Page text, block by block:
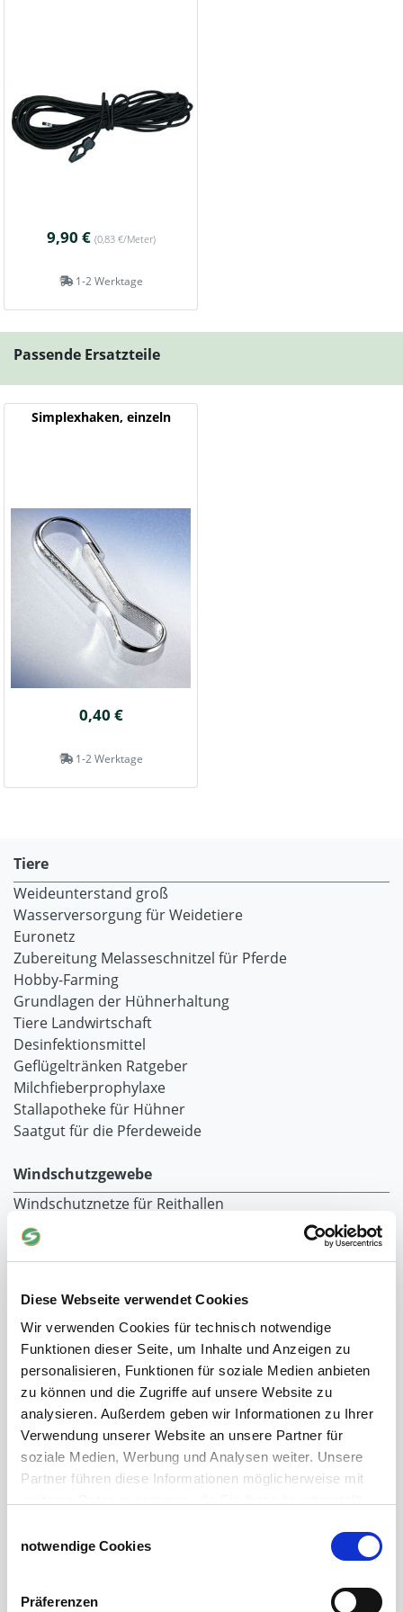
Diese Webseite verwendet Cookies
Wir verwenden Cookies für technisch notwendige
Funktionen dieser Seite, um Inhalte und Anzeigen zu
personalisieren, Funktionen für soziale Medien anbieten
zu können und die Zugriffe auf unsere Website zu
analysieren. Außerdem geben wir Informationen zu Ihrer
Verwendung unserer Website an unsere Partner für
soziale Medien, Werbung und Analysen weiter. Unsere
Partner führen diese Informationen möglicherweise mit
gesammelt haben.
notwendige Cookies
Präferenzen
9,90 € (0,83 €/Meter)
1-2 Werktage
Passende Ersatzteile
Simplexhaken, einzeln
0,40 €
1-2 Werktage
Tiere
Weideunterstand groß
Wasserversorgung für Weidetiere
Euronetz
Zubereitung Melasseschnitzel für Pferde
Hobby-Farming
Grundlagen der Hühnerhaltung
Tiere Landwirtschaft
Desinfektionsmittel
Geflügeltränken Ratgeber
Milchfieberprophylaxe
Stallapotheke für Hühner
Saatgut für die Pferdeweide
Windschutzgewebe
Windschutznetze für Reithallen
Galerie Windschutznetze
Windschutznetz für Pferdeführanlagen
Windschutznetz für Pferdestall
Lubratec Tore
Planenvorhang
Windschutznetz mit Ösen
Windschutznetz mit Keder
PVC Lamellen für Pferdeställe
Windschutznetz Meterware
Rollvorhang-Systeme
Schiebevorhang
Windnetzrecher
SIMAtex-Windschutznetze
Schiebetor über Eck selber bauen